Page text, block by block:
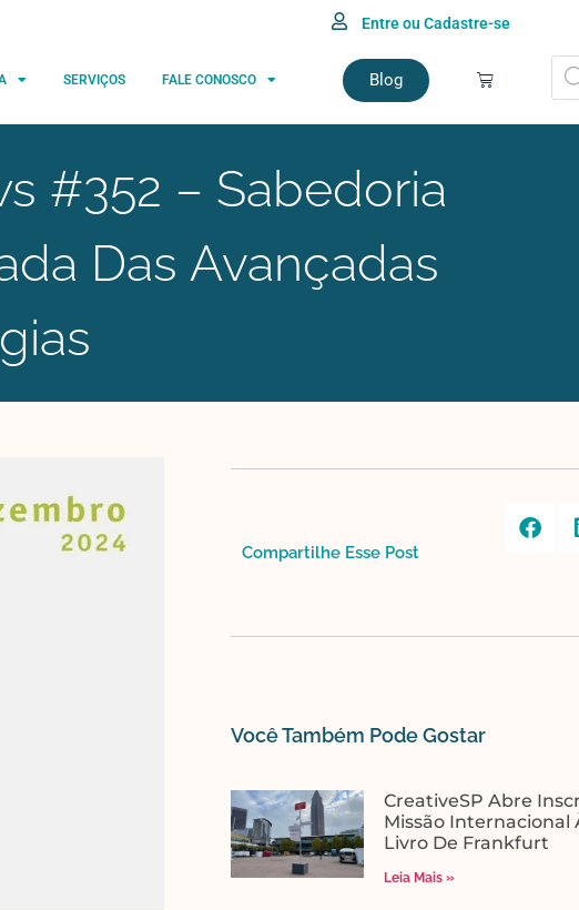
Entre ou Cadastre-se
SERVIÇOS FALE CONOSCO Blog
#352 – Sabedoria
Das Avançadas
Compartilhe Esse Post​
Você Também Pode Gostar​
CreativeSP Abre
Missão Internacional
Livro De Frankfurt
Leia Mais »